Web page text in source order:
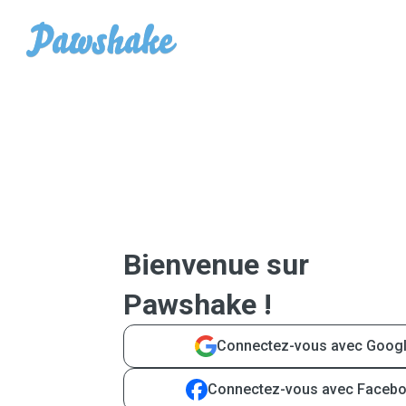
Bienvenue sur
Pawshake !
Connectez-vous avec
Connectez-vous avec